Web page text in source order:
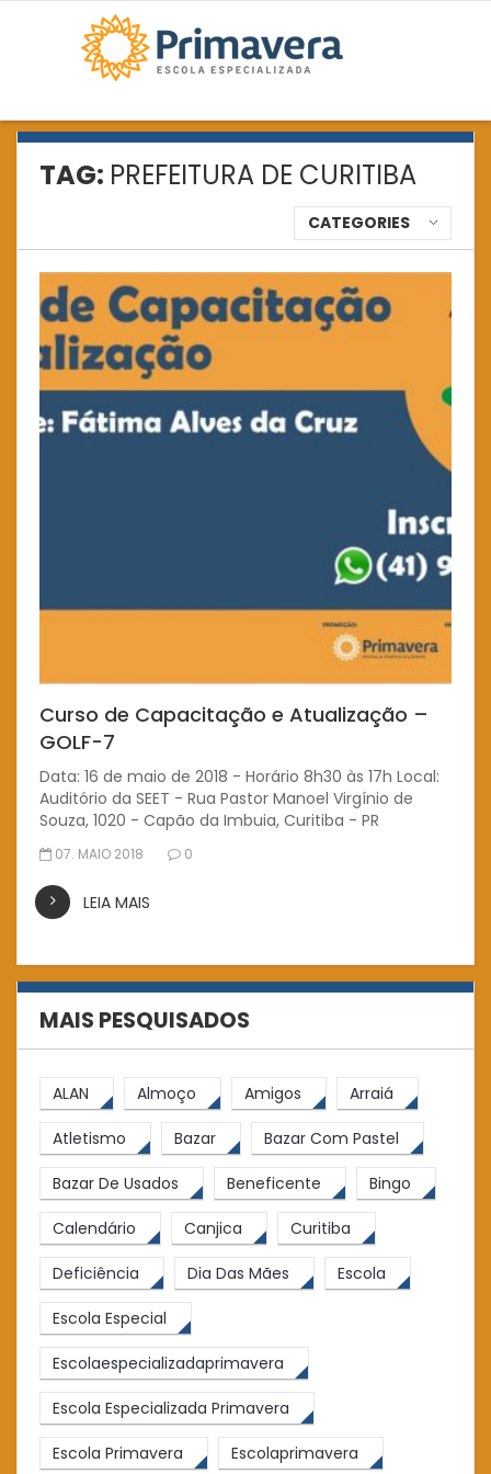
TAG: PREFEITURA DE CURITIBA
CATEGORIES
Curso de Capacitação e Atualização –
GOLF-7
Data: 16 de maio de 2018 - Horário 8h30 às 17h Local:
Auditório da SEET - Rua Pastor Manoel Virgínio de
Souza, 1020 - Capão da Imbuia, Curitiba - PR
07. MAIO 2018 0
LEIA MAIS
MAIS PESQUISADOS
ALAN Almoço Amigos Arraiá
Atletismo Bazar Bazar Com Pastel
Bazar De Usados Beneficente Bingo
Calendário Canjica Curitiba
Deficiência Dia Das Mães Escola
Escola Especial
Escolaespecializadaprimavera
Escola Especializada Primavera
Escola Primavera Escolaprimavera